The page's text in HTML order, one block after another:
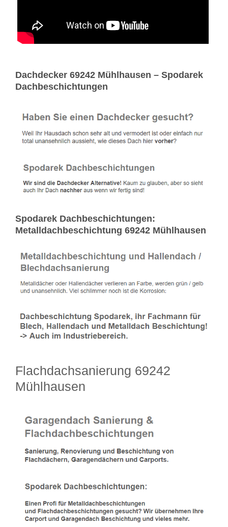
Dachdecker 69242 Mühlhausen – Spodarek
Dachbeschichtungen
Spodarek Dachbeschichtungen:
Metalldachbeschichtung 69242 Mühlhausen
Flachdachsanierung 69242
Mühlhausen